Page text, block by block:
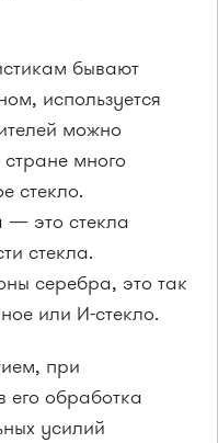
бывают
используется
можно
много
стекло.
— это стекла
стекла.
серебра, это так
или И-стекло.
при
его обработка
усилий